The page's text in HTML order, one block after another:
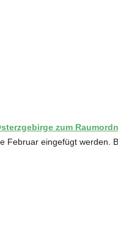
zum
Februar eingefügt werden.